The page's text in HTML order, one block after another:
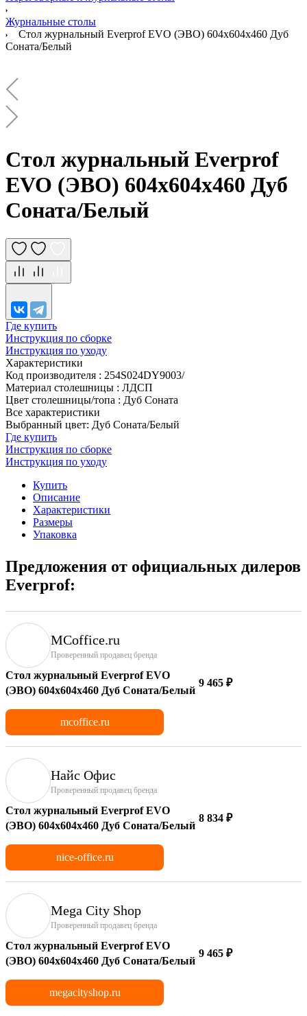
Журнальные столы
Стол журнальный Everprof EVO (ЭВО) 604х604х460 Дуб
Соната/Белый
Стол журнальный Everprof
EVO (ЭВО) 604х604х460 Дуб
Соната/Белый
Где купить
Инструкция по сборке
Инструкция по уходу
Характеристики
Код производителя : 254S024DY9003/
Материал столешницы : ЛДСП
Цвет столешницы/топа : Дуб Соната
Все характеристики
Выбранный цвет: Дуб Соната/Белый
Где купить
Инструкция по сборке
Инструкция по уходу
Купить
Описание
Характеристики
Размеры
Упаковка
Предложения от официальных дилеров
Everprof:
MCoffice.ru
Проверенный продавец бренда
Стол журнальный Everprof EVO
(ЭВО) 604х604х460 Дуб Соната/Белый
9 465 ₽
mcoffice.ru
Найс Офис
Проверенный продавец бренда
Стол журнальный Everprof EVO
(ЭВО) 604х604х460 Дуб Соната/Белый
8 834 ₽
nice-office.ru
Mega City Shop
Проверенный продавец бренда
Стол журнальный Everprof EVO
(ЭВО) 604х604х460 Дуб Соната/Белый
9 465 ₽
megacityshop.ru